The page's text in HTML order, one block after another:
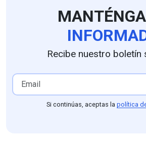
Recibe nuestro boletín
Si continúas, aceptas la política